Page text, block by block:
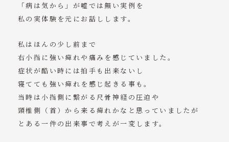
「病は気から」が嘘では無い実例を
私の実体験を元にお話しします。
私はほんの少し前まで
右小指に強い痺れや痛みを感じていました。
症状が酷い時には拍手も出来ないし
寝てても強い痺れを感じ起きる事も。
当時は小指側に繋がる尺骨神経の圧迫や
頸椎側（首）から来る痺れかなと思っていましたが
とある一件の出来事で考えが一変します。